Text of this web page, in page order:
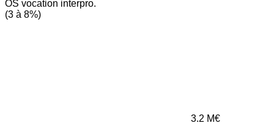
OS vocation interpro.
(3 à 8%)
3.2 M€